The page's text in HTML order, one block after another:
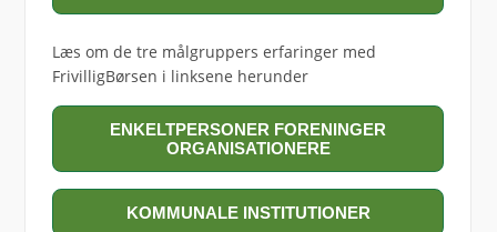
Læs om de tre målgruppers erfaringer med
FrivilligBørsen i linksene herunder
ENKELTPERSONER FORENINGER
ORGANISATIONERE
KOMMUNALE INSTITUTIONER